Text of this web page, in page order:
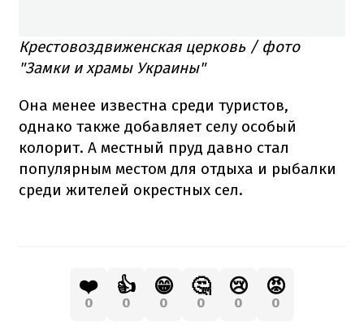
Крестовоздвиженская церковь / фото
"Замки и храмы Украины"
Она менее известна среди туристов,
однако также добавляет селу особый
колорит. А местный пруд давно стал
популярным местом для отдыха и рыбалки
среди жителей окрестных сел.
❤️
0
👍
0
😁
0
🤔
0
😢
0
😡
0